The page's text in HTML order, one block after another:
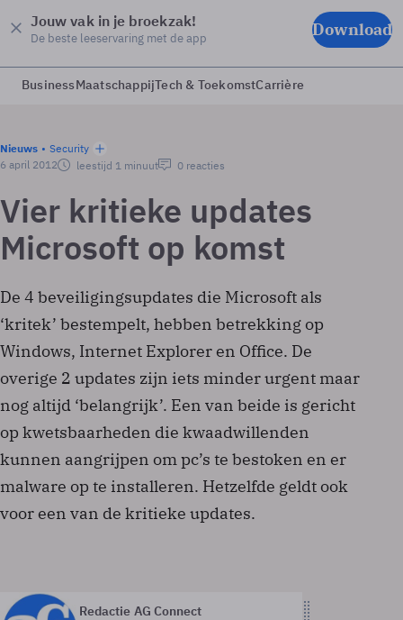
Jouw vak in je broekzak!
De beste leeservaring met de app Download
BusinessMaatschappijTech & ToekomstCarrière
Nieuws
Security
6 april 2012
leestijd 1 minuut 0 reacties
Vier kritieke updates
Microsoft op komst
De 4 beveiligingsupdates die Microsoft als
‘kritek’ bestempelt, hebben betrekking op
Windows, Internet Explorer en Office. De
overige 2 updates zijn iets minder urgent maar
nog altijd ‘belangrijk’. Een van beide is gericht
op kwetsbaarheden die kwaadwillenden
kunnen aangrijpen om pc’s te bestoken en er
malware op te installeren. Hetzelfde geldt ook
voor een van de kritieke updates.
Redactie AG Connect